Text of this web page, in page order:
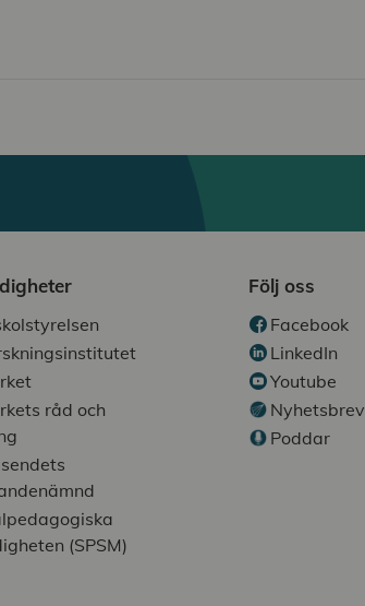
råd och
(SPSM)
Följ oss
Facebook
LinkedIn
Youtube
Nyhetsbrev
Poddar